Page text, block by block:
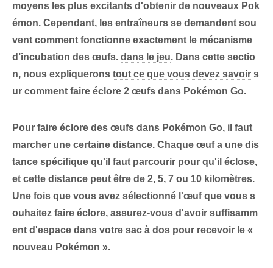
moyens les plus excitants d'obtenir de nouveaux Pok
émon. Cependant, les entraîneurs se demandent sou
vent comment fonctionne exactement le mécanisme
d’incubation des œufs. dans le jeu. Dans cette sectio
n, nous expliquerons tout ce que vous devez savoir ‌s
ur comment faire éclore 2 œufs dans Pokémon Go.
Pour faire éclore des œufs dans Pokémon Go, il faut
marcher une certaine distance. Chaque œuf a une dis
tance spécifique qu'il faut parcourir pour qu'il éclose,
et cette distance peut être de 2, 5, 7 ou 10 kilomètres.
Une fois que vous avez sélectionné l'œuf que vous s
ouhaitez faire éclore, assurez-vous d'avoir suffisamm
ent d'espace dans votre sac à dos pour recevoir le «
nouveau Pokémon ».